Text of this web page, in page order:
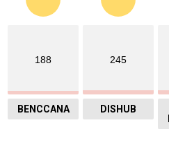
188
BENCCANA
245
DISHUB